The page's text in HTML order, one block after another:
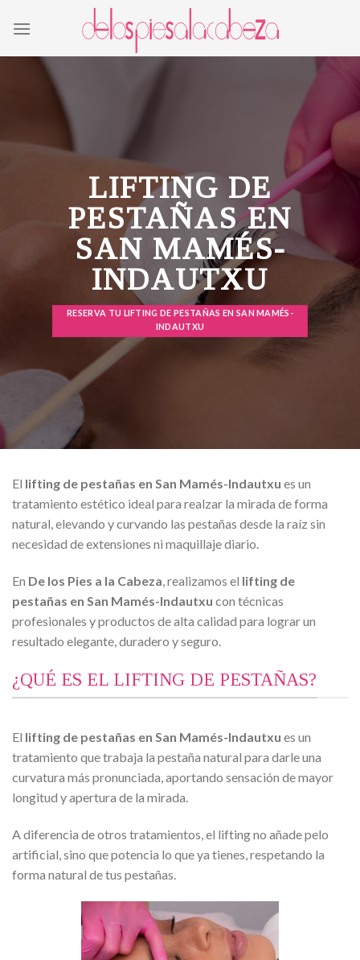
LIFTING DE
PESTAÑAS EN
SAN MAMÉS-
INDAUTXU
RESERVA TU LIFTING DE PESTAÑAS EN SAN MAMÉS-
INDAUTXU
El lifting de pestañas en San Mamés-Indautxu es un
tratamiento estético ideal para realzar la mirada de forma
natural, elevando y curvando las pestañas desde la raíz sin
necesidad de extensiones ni maquillaje diario.
En De los Pies a la Cabeza , realizamos el lifting de
pestañas en San Mamés-Indautxu con técnicas
profesionales y productos de alta calidad para lograr un
resultado elegante, duradero y seguro.
¿QUÉ ES EL LIFTING DE PESTAÑAS?
El lifting de pestañas en San Mamés-Indautxu es un
tratamiento que trabaja la pestaña natural para darle una
curvatura más pronunciada, aportando sensación de mayor
longitud y apertura de la mirada.
A diferencia de otros tratamientos, el lifting no añade pelo
artificial, sino que potencia lo que ya tienes, respetando la
forma natural de tus pestañas.